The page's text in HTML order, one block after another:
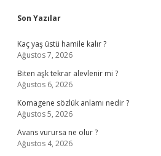
Sidebar
Son Yazılar
Kaç yaş üstü hamile kalır ?
Ağustos 7, 2026
Biten aşk tekrar alevlenir mi ?
Ağustos 6, 2026
Komagene sözlük anlamı nedir ?
Ağustos 5, 2026
Avans vurursa ne olur ?
Ağustos 4, 2026